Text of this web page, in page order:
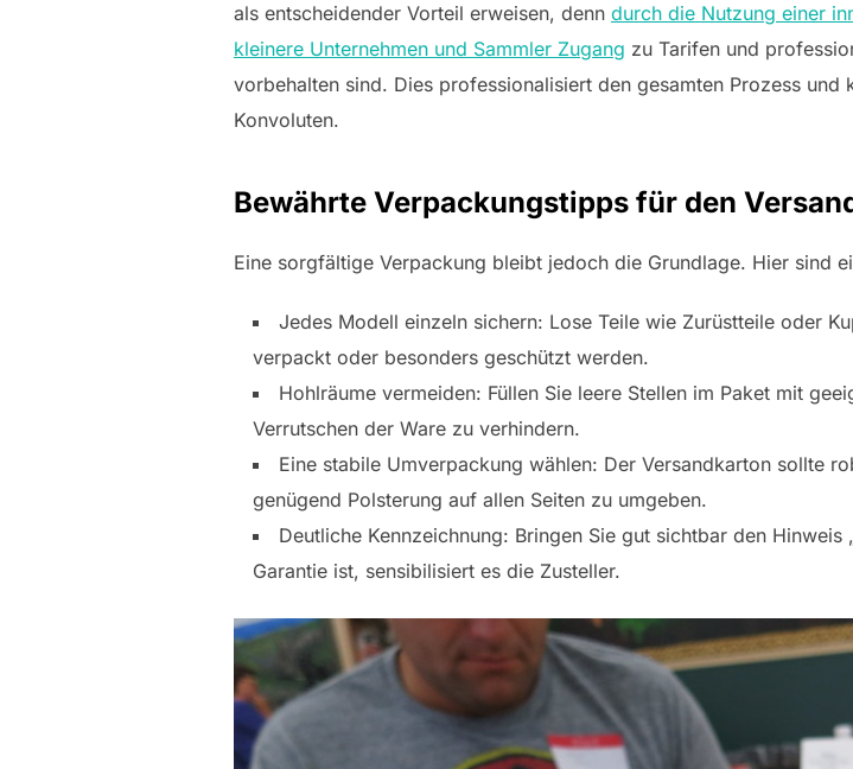
als entscheidender Vorteil erweisen, denn durch die Nutzung einer
kleinere Unternehmen und Sammler Zugang zu Tarifen und
vorbehalten sind. Dies professionalisiert den gesamten Prozess
Konvoluten.
Bewährte Verpackungstipps für den
Eine sorgfältige Verpackung bleibt jedoch die Grundlage. Hier sind
Jedes Modell einzeln sichern: Lose Teile wie Zurüstteile oder
verpackt oder besonders geschützt werden.
Hohlräume vermeiden: Füllen Sie leere Stellen im Paket mit
Verrutschen der Ware zu verhindern.
Eine stabile Umverpackung wählen: Der Versandkarton sollte
genügend Polsterung auf allen Seiten zu umgeben.
Deutliche Kennzeichnung: Bringen Sie gut sichtbar den
Garantie ist, sensibilisiert es die Zusteller.